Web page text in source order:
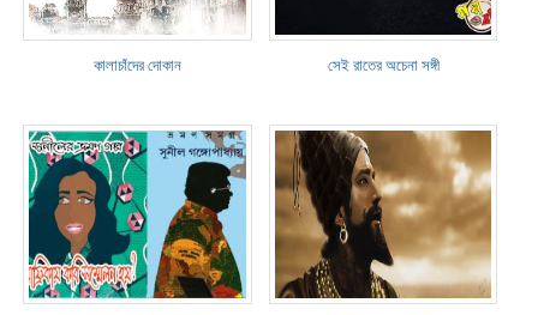
কালাচাঁদের দোকান সেই রাতের অচেনা সঙ্গী